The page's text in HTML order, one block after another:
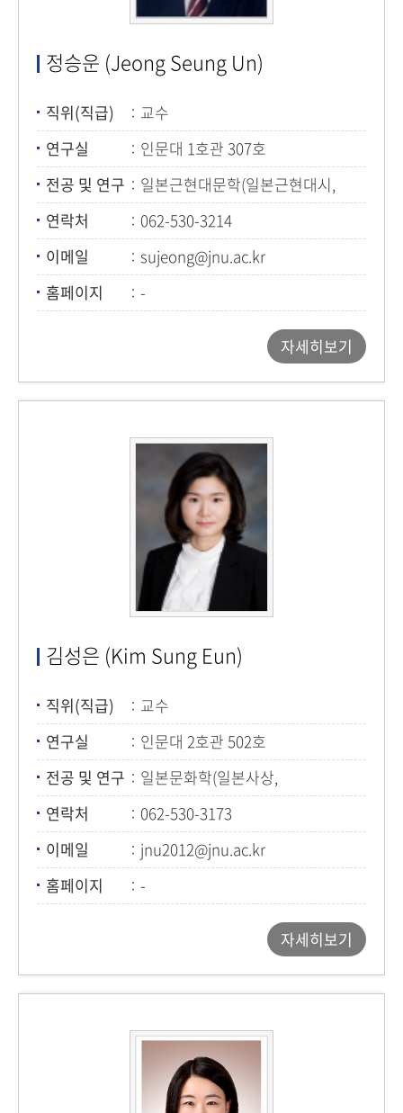
정승운 (Jeong Seung Un)
직위(직급)
교수
연구실
인문대 1호관 307호
전공 및 연구
일본근현대문학(일본근현대시,
소설, 평론)
연락처
062-530-3214
이메일
sujeong@jnu.ac.kr
홈페이지
-
자세히보기
김성은 (Kim Sung Eun)
직위(직급)
교수
연구실
인문대 2호관 502호
전공 및 연구
일본문화학(일본사상,
한일비교문화,번역)
연락처
062-530-3173
이메일
jnu2012@jnu.ac.kr
홈페이지
-
자세히보기